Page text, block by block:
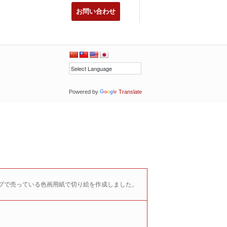
お問い合わせ
Powered by Translate
で売っている色画用紙で切り絵を作成しました。